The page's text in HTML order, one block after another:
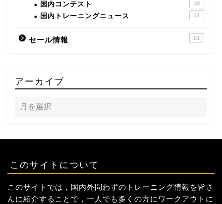
国内コンテスト 30
国内トレーニングニュース 31
セール情報 61
アーカイブ
このサイトについて
このサイトでは，国内外問わずのトレーニング情報を皆さ
んに紹介することで，一人でも多くの方にワークアウトに